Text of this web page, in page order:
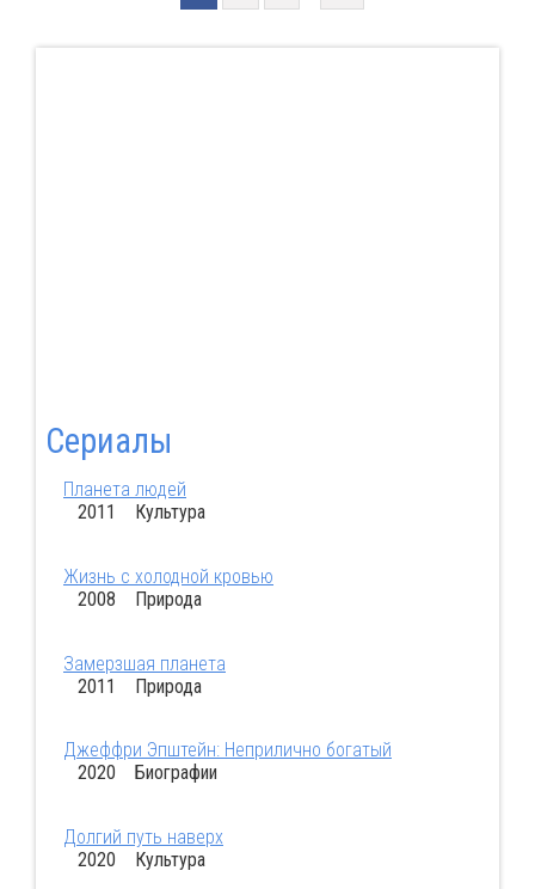
Сериалы
Планета людей
2011 Культура
Жизнь с холодной кровью
2008 Природа
Замерзшая планета
2011 Природа
Джеффри Эпштейн: Неприлично богатый
2020 Биографии
Долгий путь наверх
2020 Культура